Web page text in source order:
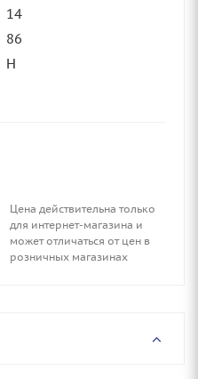
14
86
H
Цена действительна только
для интернет-магазина и
может отличаться от цен в
розничных магазинах